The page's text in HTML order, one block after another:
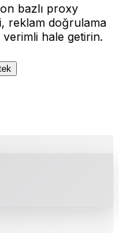
bazlı proxy
reklam doğrulama
hale getirin.